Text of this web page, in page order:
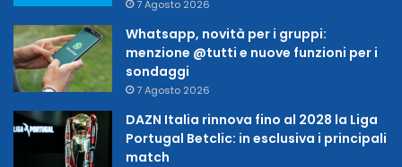
7 Agosto 2026
Whatsapp, novità per i gruppi:
menzione @tutti e nuove funzioni per i
sondaggi
7 Agosto 2026
DAZN Italia rinnova fino al 2028 la Liga
Portugal Betclic: in esclusiva i principali
match